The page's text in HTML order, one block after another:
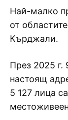
Най-малко
от
Кърджали.
През 2025
настоящ
5 127 лица